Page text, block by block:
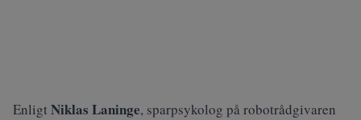
Enligt Niklas Laninge, sparpsykolog på robotrådgivaren